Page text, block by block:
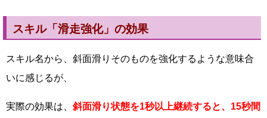
スキル「滑走強化」の効果
スキル名から、斜面滑りそのものを強化するような意味合
いに感じるが、
実際の効果は、 斜面滑り状態を1秒以上継続すると、15秒間